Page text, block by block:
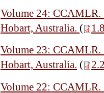
Volume 24:
Hobart, Australia. (
Volume 23:
Hobart, Australia. (
Volume 22: